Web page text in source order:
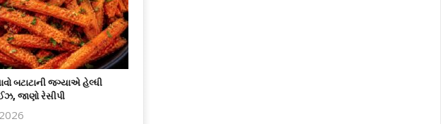
બટાટાની જગ્યાએ હેલ્ધી
જાણો રેસીપી